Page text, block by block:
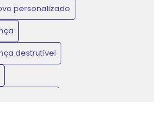
Proteja Produtos e Ganhe
Transforme Seus Projetos de
personalizado
destrutível